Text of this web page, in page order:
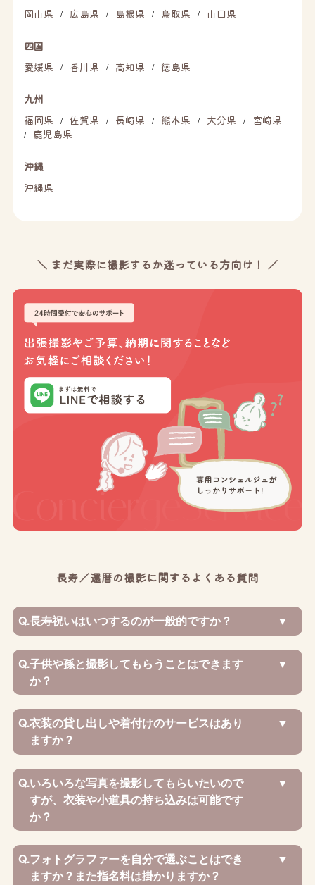
岡山県
/ 広島県 / 島根県 / 鳥取県 / 山口県
四国
愛媛県
/ 香川県 / 高知県 / 徳島県
九州
福岡県
/ 佐賀県 / 長崎県 / 熊本県 / 大分県 / 宮崎県
/ 鹿児島県
沖縄
沖縄県
＼ まだ実際に撮影するか迷っている方向け！ ／
長寿／還暦の撮影に関するよくある質問
Q.長寿祝いはいつするのが一般的ですか？
Q.子供や孫と撮影してもらうことはできます
か？
Q.衣装の貸し出しや着付けのサービスはあり
ますか？
Q.いろいろな写真を撮影してもらいたいので
すが、衣装や小道具の持ち込みは可能です
か？
Q.フォトグラファーを自分で選ぶことはでき
ますか？また指名料は掛かりますか？